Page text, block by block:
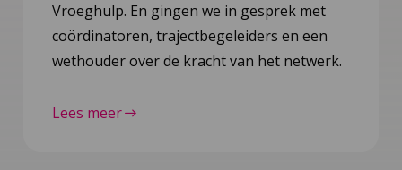
Vroeghulp. En gingen we in gesprek met
coördinatoren, trajectbegeleiders en een
wethouder over de kracht van het netwerk.
Lees meer